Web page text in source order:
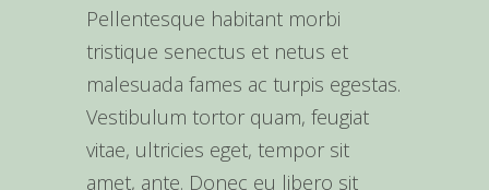
Pellentesque habitant morbi
tristique senectus et netus et
malesuada fames ac turpis egestas.
Vestibulum tortor quam, feugiat
vitae, ultricies eget, tempor sit
amet, ante. Donec eu libero sit